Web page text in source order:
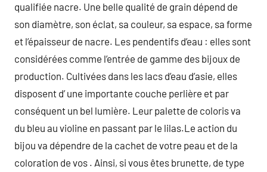
qualifiée nacre. Une belle qualité de grain dépend de
son diamètre, son éclat, sa couleur, sa espace, sa forme
et l’épaisseur de nacre. Les pendentifs d’eau : elles sont
considérées comme l’entrée de gamme des bijoux de
production. Cultivées dans les lacs d’eau d’asie, elles
disposent d’ une importante couche perlière et par
conséquent un bel lumière. Leur palette de coloris va
du bleu au violine en passant par le lilas.Le action du
bijou va dépendre de la cachet de votre peau et de la
coloration de vos . Ainsi, si vous êtes brunette, de type